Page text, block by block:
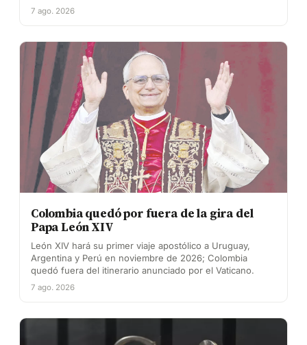
7 ago. 2026
Colombia quedó por fuera de la gira del
Papa León XIV
León XIV hará su primer viaje apostólico a Uruguay,
Argentina y Perú en noviembre de 2026; Colombia
quedó fuera del itinerario anunciado por el Vaticano.
7 ago. 2026